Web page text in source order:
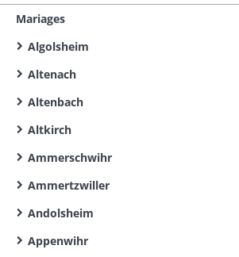
Mariages
Algolsheim
Altenach
Altenbach
Altkirch
Ammerschwihr
Ammertzwiller
Andolsheim
Appenwihr